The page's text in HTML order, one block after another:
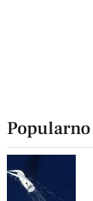
Popularno